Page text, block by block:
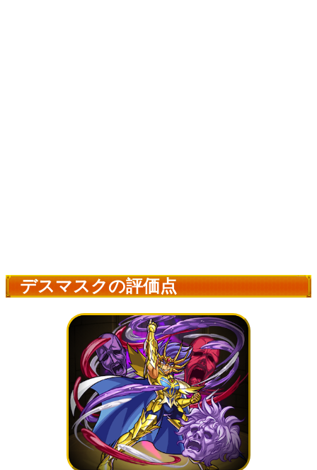
デスマスクの評価点